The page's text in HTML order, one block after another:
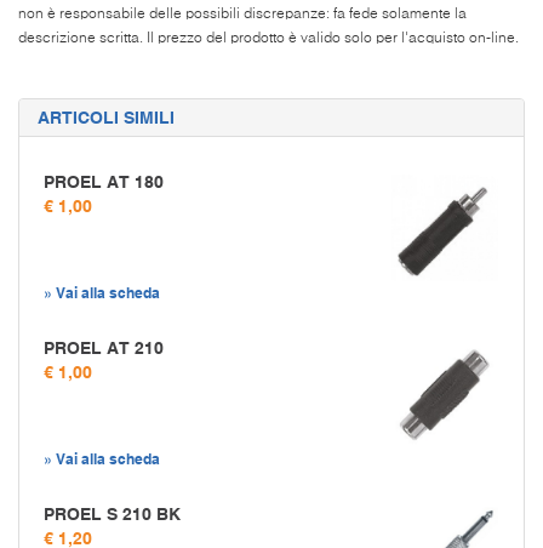
non è responsabile delle possibili discrepanze: fa fede solamente la
descrizione scritta. Il prezzo del prodotto è valido solo per l'acquisto on-line.
ARTICOLI SIMILI
PROEL AT 180
€ 1,00
» Vai alla scheda
PROEL AT 210
€ 1,00
» Vai alla scheda
PROEL S 210 BK
€ 1,20